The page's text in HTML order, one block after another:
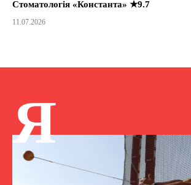
Стоматологія «Константа» ★9.7
11.07.2026
Я